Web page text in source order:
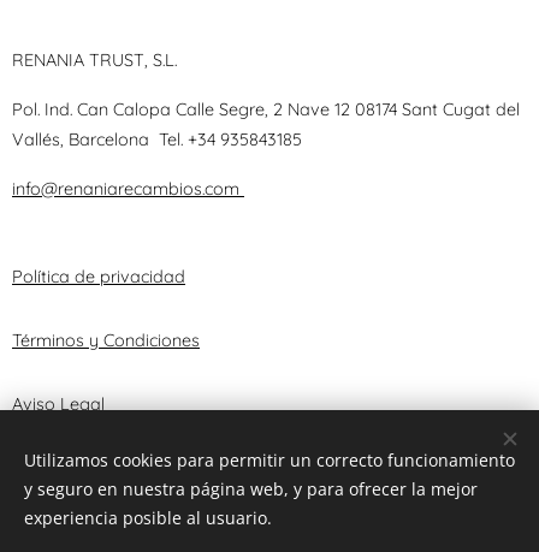
RENANIA TRUST, S.L.
Pol. Ind. Can Calopa Calle Segre, 2 Nave 12 08174 Sant Cugat del
Vallés, Barcelona Tel. +34 935843185
info@renaniarecambios.com
Política de privacidad
Términos y Condiciones
Aviso Legal
© 2025 RENANIA TRUST, S.L. Cookies
Utilizamos cookies para permitir un correcto funcionamiento
y seguro en nuestra página web, y para ofrecer la mejor
experiencia posible al usuario.